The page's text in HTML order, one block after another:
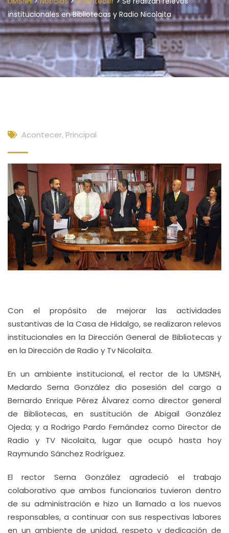
institucionales en Bibliotecas y Radio Nicolaita
Acontecer, Principal
Con el propósito de mejorar las actividades
sustantivas de la Casa de Hidalgo, se realizaron relevos
institucionales en la Dirección General de Bibliotecas y
en la Dirección de Radio y Tv Nicolaita.
En un ambiente institucional, el rector de la UMSNH,
Medardo Serna González dio posesión del cargo a
Bernardo Enrique Pérez Álvarez como director general
de Bibliotecas, en sustitución de Abigail González
Ojeda; y a Rodrigo Pardo Fernández como Director de
Radio y TV Nicolaita, lugar que ocupó hasta hoy
Raymundo Sánchez Rodríguez.
El rector Serna González agradeció el trabajo
colaborativo que ambos funcionarios tuvieron dentro
de su administración e hizo un llamado a los nuevos
responsables, a continuar con sus respectivas labores
en un ambiente de unidad, respeto y dedicación de